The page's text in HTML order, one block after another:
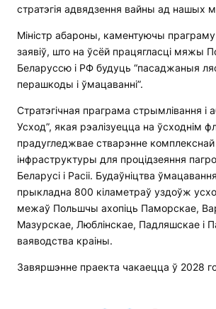
стратэгія адвядзення вайны ад нашых
Міністр абароны, каментуючы
заявіў, што на ўсёй працягласці мяжы
Беларуссю і РФ будуць “пасаджаныя
перашкоды і ўмацаванні”.
Стратэгічная праграма стрымлівання і
Усход”, якая рэалізуецца на ўсходнім
прадугледжвае стварэнне
інфраструктуры для процідзеяння
Беларусі і Расіі. Будаўніцтва
прыкладна 800 кіламетраў уздоўж
межаў Польшчы ахопіць Паморскае,
Мазурскае, Люблінскае, Падляшскае і
ваяводства краіны.
Завяршэнне праекта чакаецца ў 2028